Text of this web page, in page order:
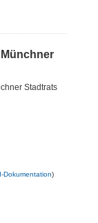
Stadtrats
Dokumentation)